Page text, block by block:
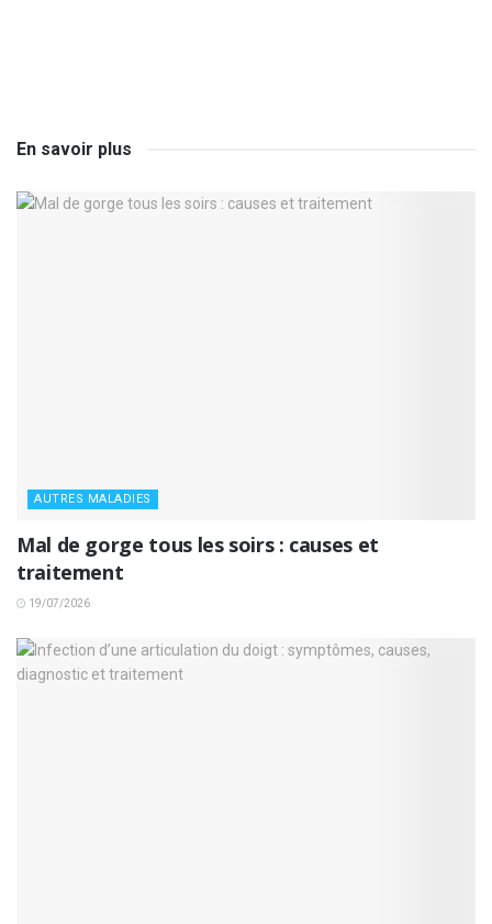
En savoir plus
AUTRES MALADIES
Mal de gorge tous les soirs : causes et
traitement
19/07/2026